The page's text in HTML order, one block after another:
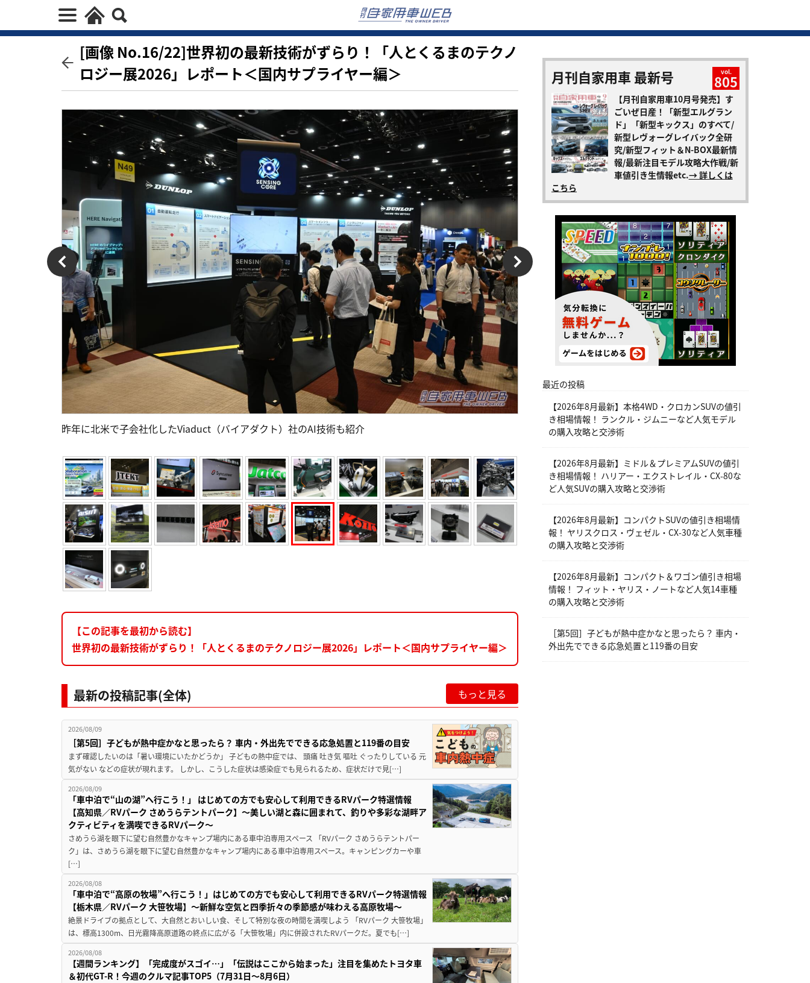
[画像 No.16/22]世界初の最新技術がずらり！「人とくるまのテクノ
ロジー展2026」レポート＜国内サプライヤー編＞
昨年に北米で子会社化したViaduct（バイアダクト）社のAI技術も紹介
【この記事を最初から読む】
世界初の最新技術がずらり！「人とくるまのテクノロジー展2026」レポート＜国内サプライヤー編＞
最新の投稿記事(全体) もっと見る
2026/08/09
［第5回］子どもが熱中症かなと思ったら？ 車内・外出先でできる応急処置と119番の目安
まず確認したいのは「暑い環境にいたかどうか」 子どもの熱中症では、 頭痛 吐き気 嘔吐 ぐったりしている 元
気がない などの症状が現れます。 しかし、こうした症状は感染症でも見られるため、症状だけで見[…]
2026/08/09
「車中泊で“山の湖”へ行こう！」 はじめての方でも安心して利用できるRVパーク特選情報
【高知県／RVパーク さめうらテントパーク】～美しい湖と森に囲まれて、釣りや多彩な湖畔ア
クティビティを満喫できるRVパーク～
さめうら湖を眼下に望む自然豊かなキャンプ場内にある車中泊専用スペース 「RVパーク さめうらテントパー
ク」は、さめうら湖を眼下に望む自然豊かなキャンプ場内にある車中泊専用スペース。キャンピングカーや車
[…]
2026/08/08
「車中泊で“高原の牧場”へ行こう！」はじめての方でも安心して利用できるRVパーク特選情報
【栃木県／RVパーク 大笹牧場】～新鮮な空気と四季折々の季節感が味わえる高原牧場～
絶景ドライブの拠点として、大自然とおいしい食、そして特別な夜の時間を満喫しよう 「RVパーク 大笹牧場」
は、標高1300m、日光霧降高原道路の終点に広がる「大笹牧場」内に併設されたRVパークだ。夏でも[…]
2026/08/08
【週間ランキング】「完成度がスゴイ…」「伝説はここから始まった」注目を集めたトヨタ車
＆初代GT-R！今週のクルマ記事TOP5（7月31日〜8月6日）
月刊自家用車 最新号 vol.
805
【月刊自家用車10月号発売】す
ごいぜ日産！「新型エルグラン
ド」「新型キックス」のすべて/
新型レヴォーグレイバック全研
究/新型フィット＆N-BOX最新情
報/最新注目モデル攻略大作戦/新
車値引き生情報etc.→ 詳しくは
こちら
最近の投稿
【2026年8月最新】本格4WD・クロカンSUVの値引
き相場情報！ ランクル・ジムニーなど人気モデル
の購入攻略と交渉術
【2026年8月最新】ミドル＆プレミアムSUVの値引
き相場情報！ ハリアー・エクストレイル・CX-80な
ど人気SUVの購入攻略と交渉術
【2026年8月最新】コンパクトSUVの値引き相場情
報！ ヤリスクロス・ヴェゼル・CX-30など人気車種
の購入攻略と交渉術
【2026年8月最新】コンパクト＆ワゴン値引き相場
情報！ フィット・ヤリス・ノートなど人気14車種
の購入攻略と交渉術
［第5回］子どもが熱中症かなと思ったら？ 車内・
外出先でできる応急処置と119番の目安